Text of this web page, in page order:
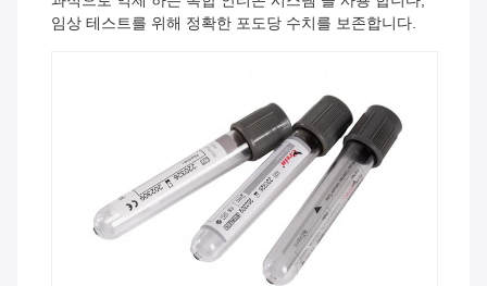
임상 테스트를 위해 정확한 포도당 수치를 보존합니다.